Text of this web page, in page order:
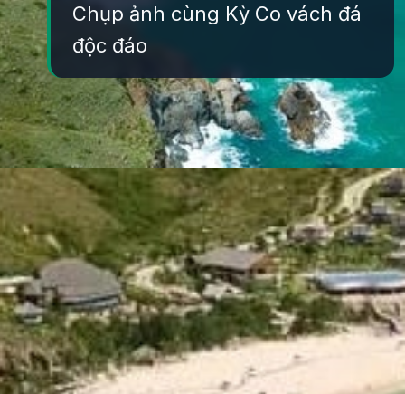
Chụp ảnh cùng Kỳ Co vách đá
độc đáo
Đang mở https://yeukhoahoc.edu.vn/bai-bien-ky-co